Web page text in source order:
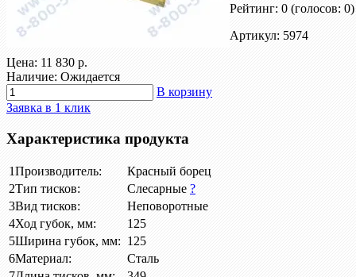
Рейтинг: 0 (голосов: 0)
Артикул: 5974
Цена: 11 830 р.
Наличие: Ожидается
В корзину
Заявка в 1 клик
Характеристика продукта
1Производитель:
Красный борец
2Тип тисков: Слесарные ?
3Вид тисков:
Неповоротные
4Ход губок, мм:
125
5Ширина губок, мм: 125
6Материал:
Сталь